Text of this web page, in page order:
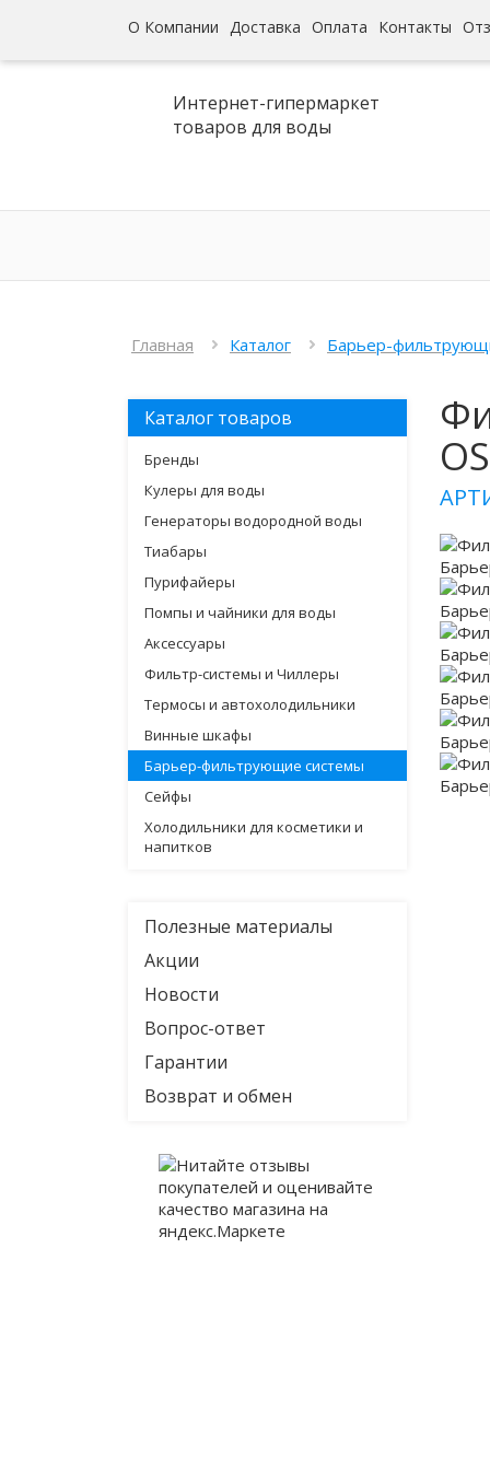
О Компании Доставка Оплата Контакты
Интернет-гипермаркет
товаров для воды
Главная Каталог Барьер-
Каталог товаров
Бренды
Кулеры для воды
Генераторы водородной воды
Тиабары
Пурифайеры
Помпы и чайники для воды
Аксессуары
Фильтр-системы и Чиллеры
Термосы и автохолодильники
Винные шкафы
Барьер-фильтрующие системы
Сейфы
Холодильники для косметики и
напитков
Полезные материалы
Акции
Новости
Вопрос-ответ
Гарантии
Возврат и обмен